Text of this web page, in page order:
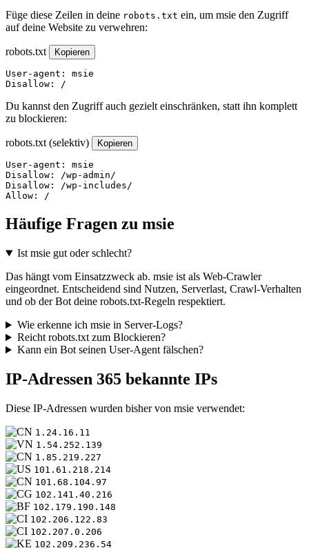
Füge diese Zeilen in deine robots.txt ein, um msie den Zugriff
auf deine Website zu verwehren:
robots.txt Kopieren
User-agent: msie
Disallow: /
Du kannst den Zugriff auch gezielt einschränken, statt ihn komplett
zu blockieren:
robots.txt (selektiv) Kopieren
User-agent: msie
Disallow: /wp-admin/
Disallow: /wp-includes/
Allow: /
Häufige Fragen zu msie
Ist msie gut oder schlecht?
Das hängt vom Einsatzzweck ab. msie ist als Web-Crawler
eingeordnet. Entscheidend sind Nutzen, Serverlast, Crawl-Verhalten
und ob der Bot deine robots.txt-Regeln respektiert.
Wie erkenne ich msie in Server-Logs?
Reicht robots.txt zum Blockieren?
Kann ein Bot seinen User-Agent fälschen?
IP-Adressen 365 bekannte IPs
Diese IP-Adressen wurden bisher von msie verwendet:
1.24.16.11
1.54.252.139
1.85.219.227
101.61.218.214
101.68.104.97
102.141.40.216
102.179.190.148
102.206.122.83
102.207.0.206
102.209.236.54